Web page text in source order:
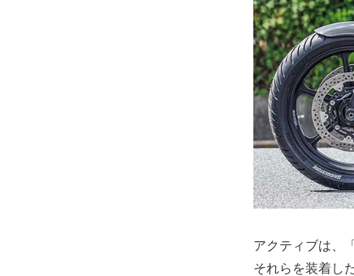
アクティブは、
それらを装着し